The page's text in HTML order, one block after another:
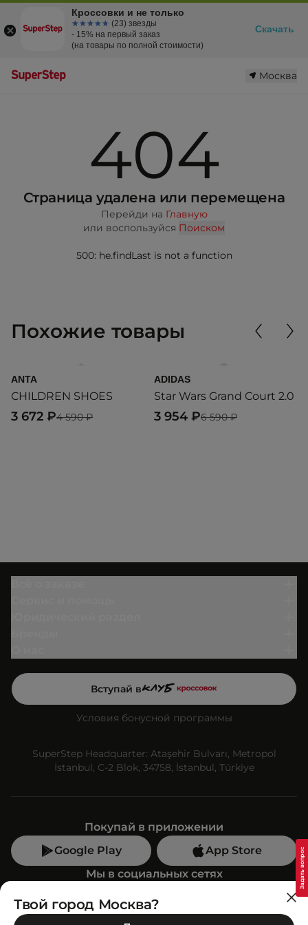
Москва
404
Страница удалена или перемещена
Перейди на Главную
или воспользуйся Поиском
500: he.findLast is not a function
Похожие товары
ANTA
CHILDREN SHOES
4 590 ₽
3 672 ₽
ADIDAS
Star Wars Grand Court 2.0
6 590 ₽
3 954 ₽
Вступай в
Условия бонусной программы
SuperStep Headquarter: Ataşehir Bulvarı, Metropol
İstanbul, C-2 Blok, 34758, İstanbul, Türkiye
Покупай в приложении
Google Play
App Store
Мы в социальных сетях
Позвони нам
Твой город Москва?
Кроссовки и не только
☆☆☆☆☆
★★★★★ (23) звезды
- 15% на первый заказ
(на товары по полной стоимости)
Скачать